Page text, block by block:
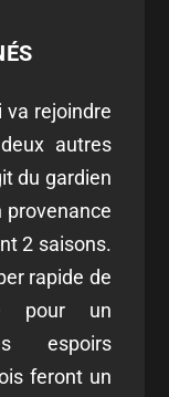
va rejoindre
autres
du gardien
provenance
2 saisons.
rapide de
pour un
espoirs
feront un